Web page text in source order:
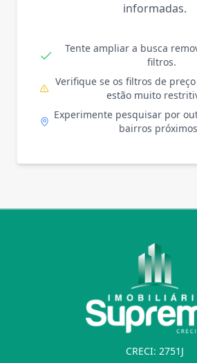
informadas.
Tente ampliar a busca
filtros.
Verifique se os filtros de
estão muito
Experimente pesquisar por
bairros
CRECI: 2751J